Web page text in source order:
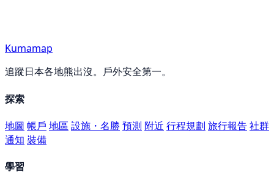
Kumamap
追蹤日本各地熊出沒。戶外安全第一。
探索
地圖 帳戶 地區 設施・名勝 預測 附近 行程規劃 旅行報告社群
通知 裝備
學習